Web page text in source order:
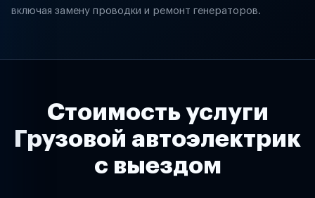
включая замену проводки и ремонт генераторов.
Стоимость услуги
Грузовой автоэлектрик
с выездом